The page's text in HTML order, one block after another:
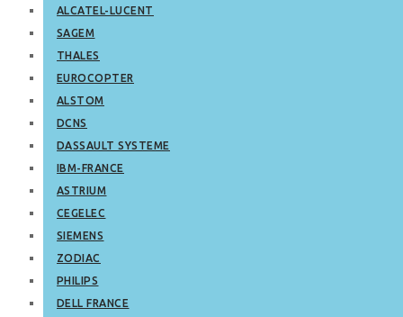
ALCATEL-LUCENT
SAGEM
THALES
EUROCOPTER
ALSTOM
DCNS
DASSAULT SYSTEME
IBM-FRANCE
ASTRIUM
CEGELEC
SIEMENS
ZODIAC
PHILIPS
DELL FRANCE